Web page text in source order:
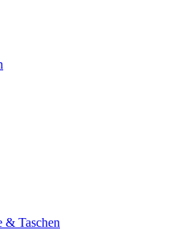
& Taschen